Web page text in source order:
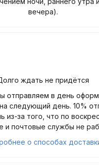
вечера).
ждать не придётся
отправляем в день
следующий день. 10%
из-за того, что по
и почтовые службы не
о способах